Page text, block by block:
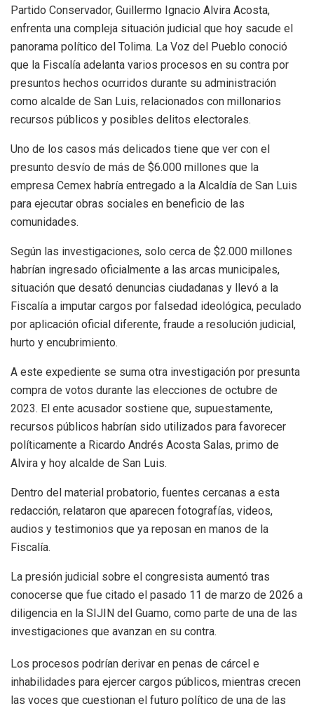
Partido Conservador, Guillermo Ignacio Alvira Acosta,
enfrenta una compleja situación judicial que hoy sacude el
panorama político del Tolima. La Voz del Pueblo conoció
que la Fiscalía adelanta varios procesos en su contra por
presuntos hechos ocurridos durante su administración
como alcalde de San Luis, relacionados con millonarios
recursos públicos y posibles delitos electorales.
Uno de los casos más delicados tiene que ver con el
presunto desvío de más de $6.000 millones que la
empresa Cemex habría entregado a la Alcaldía de San Luis
para ejecutar obras sociales en beneficio de las
comunidades.
Según las investigaciones, solo cerca de $2.000 millones
habrían ingresado oficialmente a las arcas municipales,
situación que desató denuncias ciudadanas y llevó a la
Fiscalía a imputar cargos por falsedad ideológica, peculado
por aplicación oficial diferente, fraude a resolución judicial,
hurto y encubrimiento.
A este expediente se suma otra investigación por presunta
compra de votos durante las elecciones de octubre de
2023. El ente acusador sostiene que, supuestamente,
recursos públicos habrían sido utilizados para favorecer
políticamente a Ricardo Andrés Acosta Salas, primo de
Alvira y hoy alcalde de San Luis.
Dentro del material probatorio, fuentes cercanas a esta
redacción, relataron que aparecen fotografías, videos,
audios y testimonios que ya reposan en manos de la
Fiscalía.
La presión judicial sobre el congresista aumentó tras
conocerse que fue citado el pasado 11 de marzo de 2026 a
diligencia en la SIJIN del Guamo, como parte de una de las
investigaciones que avanzan en su contra.
Los procesos podrían derivar en penas de cárcel e
inhabilidades para ejercer cargos públicos, mientras crecen
las voces que cuestionan el futuro político de una de las